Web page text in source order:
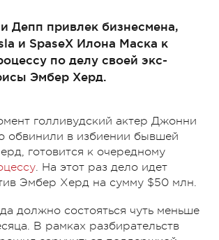
Депп привлек бизнесмена,
и SpaseX Илона Маска к
по делу своей экс-
Эмбер Херд.
голливудский актер Джонни
обвинили в избиении бывшей
готовится к очередному
. На этот раз дело идет
Эмбер Херд на сумму $50 млн.
должно состояться чуть меньше
В рамках разбирательств